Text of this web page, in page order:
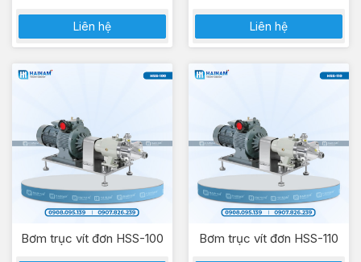
Liên hệ Liên hệ
Bơm trục vít đơn HSS-100 Bơm trục vít đơn HSS-110